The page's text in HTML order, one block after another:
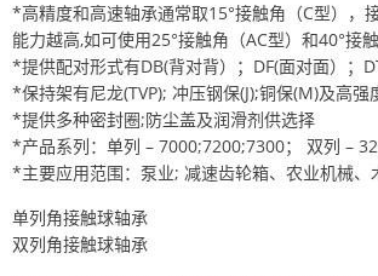
*高精度和高速轴承通常取15°接触角（C型），
能力越高,如可使用25°接触角（AC型）和40°接触
*提供配对形式有DB(背对背）；DF(面对面）；
*保持架有尼龙(TVP); 冲压钢保(J);铜保(M)及高强
*提供多种密封圈;防尘盖及润滑剂供选择
*产品系列：单列 – 7000;7200;7300； 双列 –
*主要应用范围：泵业; 减速齿轮箱、农业机械、
单列角接触球轴承
双列角接触球轴承